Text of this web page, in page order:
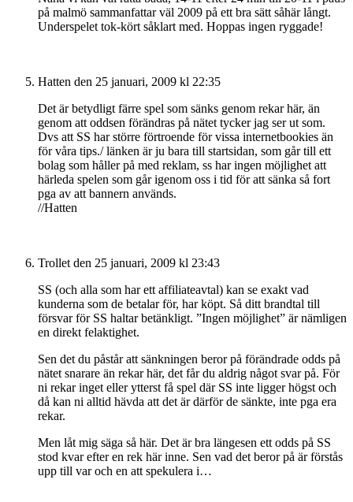
på malmö sammanfattar väl 2009 på ett bra sätt såhär långt.
Underspelet tok-kört såklart med. Hoppas ingen ryggade!
Hatten den 25 januari, 2009 kl 22:35
Det är betydligt färre spel som sänks genom rekar här, än
genom att oddsen förändras på nätet tycker jag ser ut som.
Dvs att SS har större förtroende för vissa internetbookies än
för våra tips./ länken är ju bara till startsidan, som går till ett
bolag som håller på med reklam, ss har ingen möjlighet att
härleda spelen som går igenom oss i tid för att sänka så fort
pga av att bannern används.
//Hatten
Trollet den 25 januari, 2009 kl 23:43
SS (och alla som har ett affiliateavtal) kan se exakt vad
kunderna som de betalar för, har köpt. Så ditt brandtal till
försvar för SS haltar betänkligt. ”Ingen möjlighet” är nämligen
en direkt felaktighet.
Sen det du påstår att sänkningen beror på förändrade odds på
nätet snarare än rekar här, det får du aldrig något svar på. För
ni rekar inget eller ytterst få spel där SS inte ligger högst och
då kan ni alltid hävda att det är därför de sänkte, inte pga era
rekar.
Men låt mig säga så här. Det är bra längesen ett odds på SS
stod kvar efter en rek här inne. Sen vad det beror på är förstås
upp till var och en att spekulera i…